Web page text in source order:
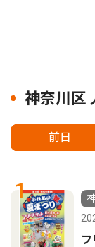
神奈川区
前日
1